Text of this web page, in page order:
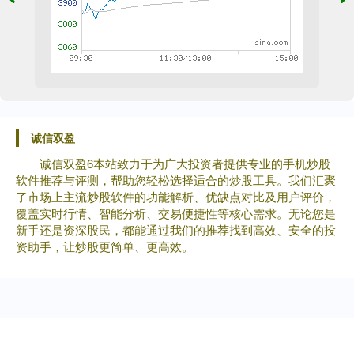
诚信双盈
诚信双盈6本站致力于为广大投资者提供专业的手机炒股
软件推荐与评测，帮助您轻松选择适合的炒股工具。我们汇聚
了市场上主流炒股软件的功能解析、优缺点对比及用户评价，
覆盖实时行情、智能分析、交易便捷性等核心需求。无论您是
新手还是资深股民，都能通过我们的推荐找到高效、安全的投
资助手，让炒股更简单、更高效。